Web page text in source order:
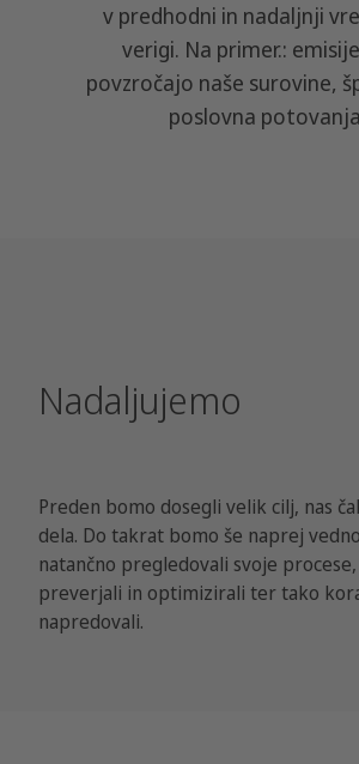
v predhodni in nadaljnji
verigi. Na primer.:
povzročajo naše surovine,
poslovna
Nadaljujemo
Preden bomo dosegli velik cilj, nas
dela. Do takrat bomo še naprej
natančno pregledovali svoje
preverjali in optimizirali ter tako
napredovali.